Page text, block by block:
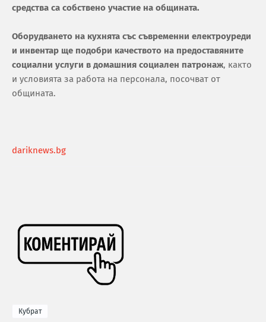
средства са собствено участие на общината.
Оборудването на кухнята със съвременни електроуреди
и инвентар ще подобри качеството на предоставяните
социални услуги в домашния социален патронаж, както
и условията за работа на персонала, посочват от
общината.
dariknews.bg
Кубрат